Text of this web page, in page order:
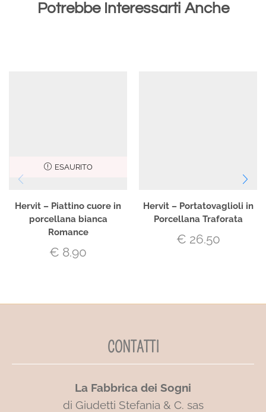
Potrebbe Interessarti Anche
ESAURITO
Hervit – Piattino cuore in
porcellana bianca
Romance
€ 8.90
Hervit – Portatovaglioli in
Porcellana Traforata
€ 26.50
CONTATTI
La Fabbrica dei Sogni
di Giudetti Stefania & C. sas